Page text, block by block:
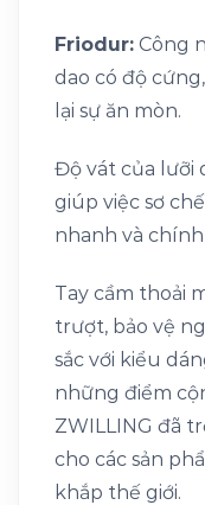
Friodur: Công
dao có độ
lại sự ăn mòn.
Độ vát của lưỡi
giúp việc sơ
nhanh và chính
Tay cầm thoải
trượt, bảo vệ
sắc với kiểu
những điểm
ZWILLING đã
cho các sản
khắp thế giới.